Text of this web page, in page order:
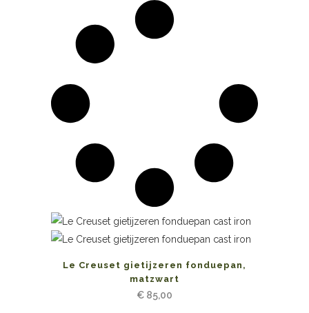
Le Creuset gietijzeren fonduepan,
matzwart
€ 85,00